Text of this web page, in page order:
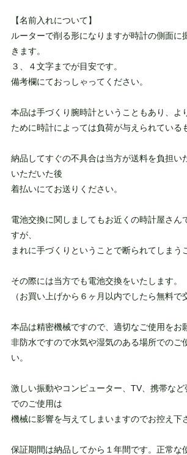
【名前入れについて】
ルーターで削る形になりますが時計の側面に
きます。
３、４文字までが目安です。
備考欄にておっしゃってください。
本品は手づくり腕時計ということもあり、よ
ために時計によっては負荷が与えられている
納品してすぐの不具合は当方が送料を負担い
いただいた後
着払いにてお送りください。
電池交換に関しましてもお近くの時計屋さん
すが、
まれに手づくりということで断られてしまう
その際には当方でも電池交換をいたします。
（お買い上げから６ヶ月以内でしたら無料で
本品は精密機械ですので、適切なご使用をお
非防水ですので水気や湿気のある場所でのご
い。
激しい振動やコンピューター、TV、携帯な
でのご使用は
機械に影響を与えてしまいますのでお控え下
保証期間は納品してから１年間です。正常な